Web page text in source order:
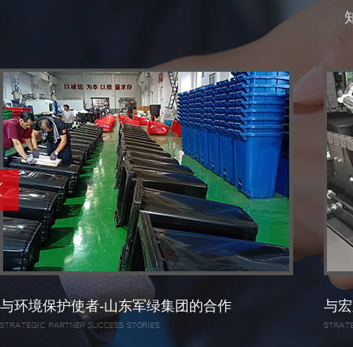
与宏宝工具合作，生产国内首家vo级阻燃